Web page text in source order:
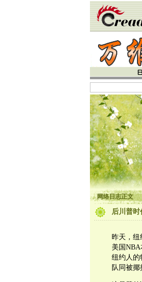
网络日志正文
后川普时
昨天，纽
美国
纽约人的
队同被揶